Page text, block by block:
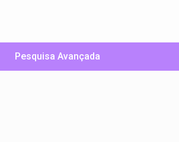
Pesquisa Avançada